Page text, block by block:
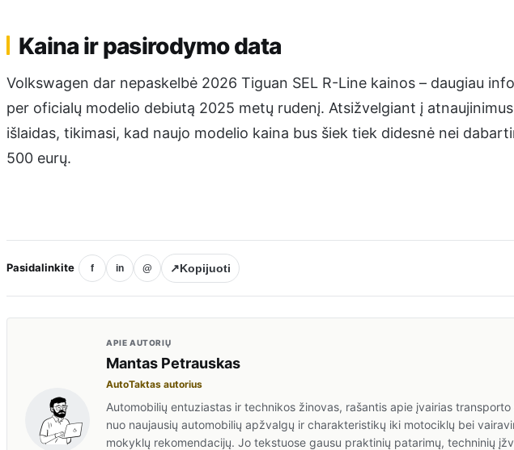
Kaina ir pasirodymo data
Volkswagen dar nepaskelbė 2026 Tiguan SEL R-Line kainos – daugiau
per oficialų modelio debiutą 2025 metų rudenį. Atsižvelgiant į
išlaidas, tikimasi, kad naujo modelio kaina bus šiek tiek didesnė nei
500 eurų.
Pasidalinkite f in @ ↗Kopijuoti
APIE AUTORIŲ
Mantas Petrauskas
AutoTaktas autorius
Automobilių entuziastas ir technikos žinovas, rašantis apie įvairias transporto
nuo naujausių automobilių apžvalgų ir charakteristikų iki motociklų bei
mokyklų rekomendacijų. Jo tekstuose gausu praktinių patarimų, techninių